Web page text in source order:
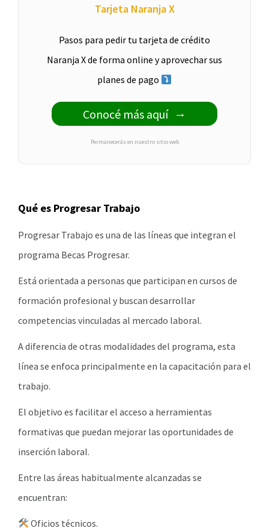
Tarjeta Naranja X
Pasos para pedir tu tarjeta de crédito
Naranja X de forma online y aprovechar sus
planes de pago
Conocé más aquí
Permanecerás en nuestro sitio web
Qué es Progresar Trabajo
Progresar Trabajo es una de las líneas que integran el
programa Becas Progresar.
Está orientada a personas que participan en cursos de
formación profesional y buscan desarrollar
competencias vinculadas al mercado laboral.
A diferencia de otras modalidades del programa, esta
línea se enfoca principalmente en la capacitación para el
trabajo.
El objetivo es facilitar el acceso a herramientas
formativas que puedan mejorar las oportunidades de
inserción laboral.
Entre las áreas habitualmente alcanzadas se
encuentran:
Oficios técnicos.